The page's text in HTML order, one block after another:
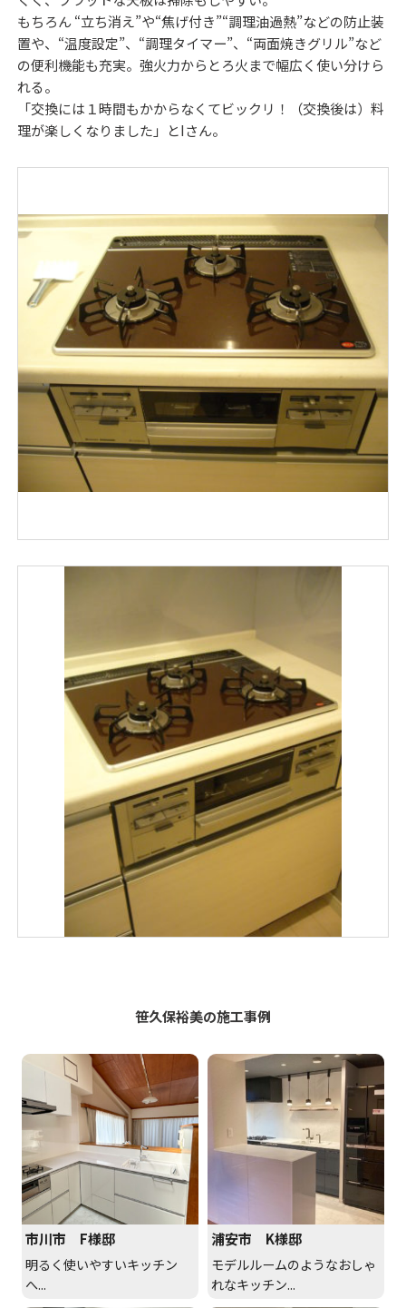
もちろん “立ち消え”や“焦げ付き”“調理油過熱”などの防止装
置や、“温度設定”、“調理タイマー”、“両面焼きグリル”など
の便利機能も充実。強火力からとろ火まで幅広く使い分けら
れる。
「交換には１時間もかからなくてビックリ！（交換後は）料
理が楽しくなりました」とIさん。
笹久保裕美の施工事例
市川市 F様邸
明るく使いやすいキッチン
へ...
浦安市 K様邸
モデルルームのようなおしゃ
れなキッチン...